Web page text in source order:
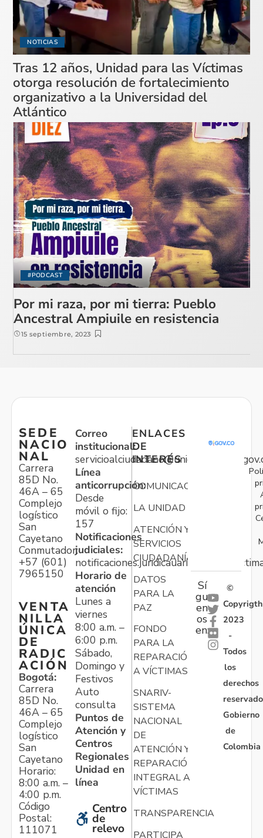
NOTICIAS
Tras 12 años, Unidad para las Víctimas
otorga resolución de fortalecimiento
organizativo a la Universidad del
Atlántico
#PODCAST
Por mi raza, por mi tierra: Pueblo
Ancestral Ampiuile en resistencia
15 septiembre, 2023
SEDE
NACIO
NAL
Carrera
85D No.
46A – 65
Complejo
logístico
San
Cayetano
Conmutador:
+57 (601)
7965150
VENTA
NILLA
ÚNICA
DE
RADIC
ACIÓN
Bogotá:
Carrera
85D No.
46A – 65
Complejo
logístico
San
Cayetano
Horario:
8:00 a.m. –
4:00 p.m.
Código
Postal:
111071
Correo
institucional:
Línea
anticorrupción:
Desde
móvil o fijo:
157
Notificaciones
judiciales:
Horario de
atención
Lunes a
viernes
8:00 a.m. –
6:00 p.m.
Sábado,
Domingo y
Festivos
Auto
consulta
Puntos de
Atención y
Centros
Regionales
Unidad en
línea
Centro
de
relevo
ENLACES
DE
INTERÉS
COMUNICACIONES
LA UNIDAD
ATENCIÓN Y
SERVICIOS
CIUDADANÍA
DATOS
PARA LA
PAZ
FONDO
PARA LA
REPARACIÓN
A VÍCTIMAS
SNARIV-
SISTEMA
NACIONAL
DE
ATENCIÓN Y
REPARACIÓN
INTEGRAL A
VÍCTIMAS
TRANSPARENCIA
PARTICIPA
Sí
gu
en
os
en:
©
Copyrigth
2023
-
Todos
los
derechos
Gobierno
de
Colombia